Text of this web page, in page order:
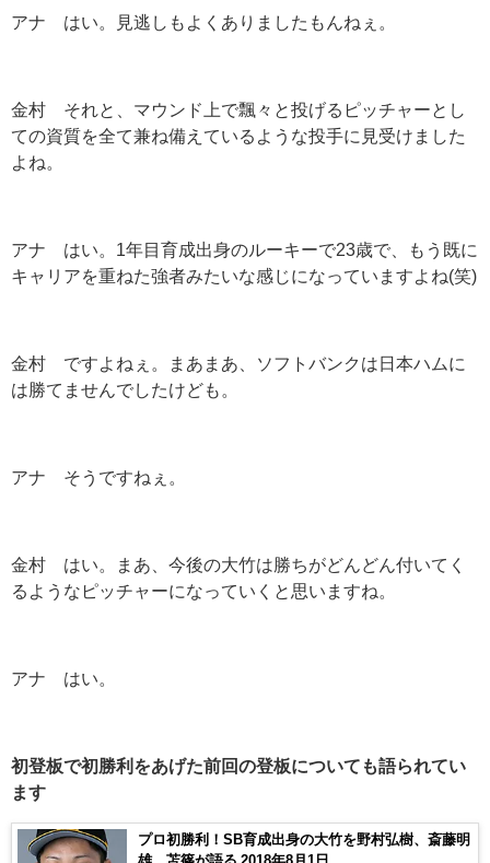
アナ はい。見逃しもよくありましたもんねぇ。
金村 それと、マウンド上で飄々と投げるピッチャーとし
ての資質を全て兼ね備えているような投手に見受けました
よね。
アナ はい。1年目育成出身のルーキーで23歳で、もう既に
キャリアを重ねた強者みたいな感じになっていますよね(笑)
金村 ですよねぇ。まあまあ、ソフトバンクは日本ハムに
は勝てませんでしたけども。
アナ そうですねぇ。
金村 はい。まあ、今後の大竹は勝ちがどんどん付いてく
るようなピッチャーになっていくと思いますね。
アナ はい。
初登板で初勝利をあげた前回の登板についても語られてい
ます
プロ初勝利！SB育成出身の大竹を野村弘樹、斎藤明